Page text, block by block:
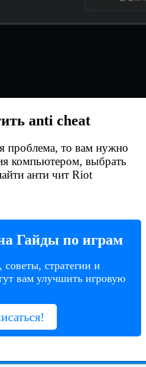
аnti cheat
проблема, то вам нужно
компьютером, выбрать
анти чит Riot
Гайды по играм
стратегии и
вам улучшить игровую